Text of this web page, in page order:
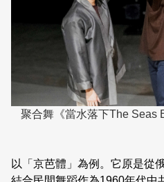
聚合舞《當水落下The Seas
以「京芭體」為例。它原是從